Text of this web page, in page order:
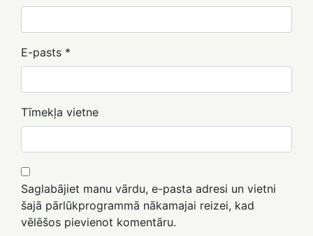
E-pasts *
Tīmekļa vietne
Saglabājiet manu vārdu, e-pasta adresi un vietni
šajā pārlūkprogrammā nākamajai reizei, kad
vēlēšos pievienot komentāru.